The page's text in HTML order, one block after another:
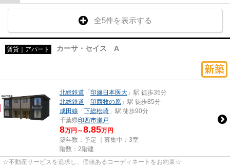
全5件を表示する
賃貸｜アパート カーサ・セイス A
北総鉄道 「印旛日本医大 」駅 徒歩35分
北総鉄道 「印西牧の原 」駅 徒歩85分
成田線 「下総松崎 」駅 徒歩90分
千葉県印西市瀬戸
8万円～8.85万円
築年数：予定 ｜募集中： 3室
階数：2階建
☆不動産サービスを追求し、価値あるコーディネートをお約束☆